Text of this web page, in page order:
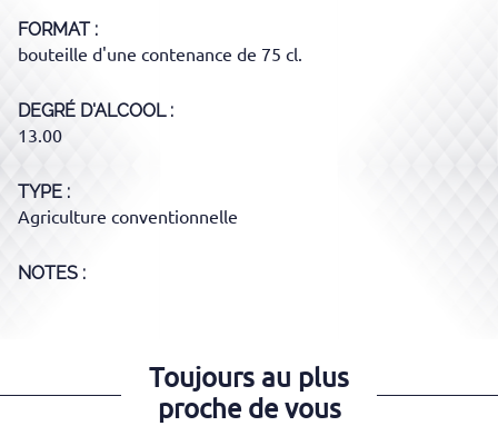
FORMAT
bouteille d'une contenance de 75 cl.
DEGRÉ D'ALCOOL
13.00
TYPE
Agriculture conventionnelle
NOTES :
Toujours au plus
proche de vous